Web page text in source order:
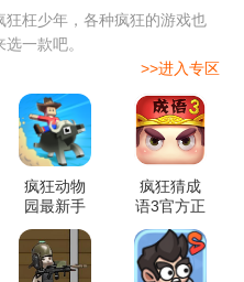
枉少年，各种疯狂的游戏也
一款吧。
>>进入专区
疯狂动物
园最新手
机版
疯狂猜成
语3官方正
版